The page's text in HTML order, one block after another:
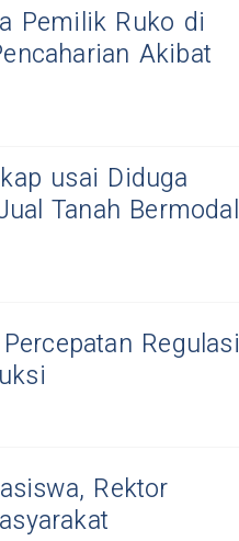
Pemilik Ruko di
Akibat
usai Diduga
Tanah Bermodal
Regulasi
Rektor